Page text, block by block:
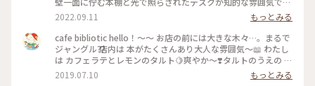
これぞ大人カフェでした。2階に貫けている本棚を見に行く
と、ちょっとスケスケの渡り廊下でスリリング。スイーツもド
リンクも美味しくて、夜遅くまでやっているのも嬉しくて。。
これは出張の度に立ち寄りそうです。築150年以上の町屋をリ
ノベしたというところも見応えあり。観光というよりも、ロー
カルに寄り添っているようで温かい空気も感じました。 #私の
ことりっぷ2022 #Myことりっぷ #京都カフェ #ブックカフ
2022.09.11
もっとみる
cafe bibliotic hello！〜〜 お店の前には大きな木々…。まるで
ジャングル⁇ 店内は 本がたくさんあり大人な雰囲気〜📖 わたし
は カフェラテとレモンのタルト🍋爽やか〜❣️タルトのうえの レ
モンのドライフルーツがめちゃくちゃ美味しい❣️ カフェの横で
は パンも販売してます。こちらも魅力的でしたが またの機会
2019.07.10
もっとみる